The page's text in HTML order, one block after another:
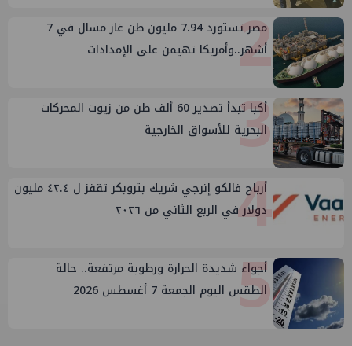
2
مصر تستورد 7.94 مليون طن غاز مسال في 7
أشهر..وأمريكا تهيمن على الإمدادات
3
أكبا تبدأ تصدير 60 ألف طن من زيوت المحركات
البحرية للأسواق الخارجية
4
أرباح فالكو إنرجي شريك بتروبكر تقفز ل ٤٢.٤ مليون
دولار في الربع الثاني من ٢٠٢٦
5
أجواء شديدة الحرارة ورطوبة مرتفعة.. حالة
الطقس اليوم الجمعة 7 أغسطس 2026